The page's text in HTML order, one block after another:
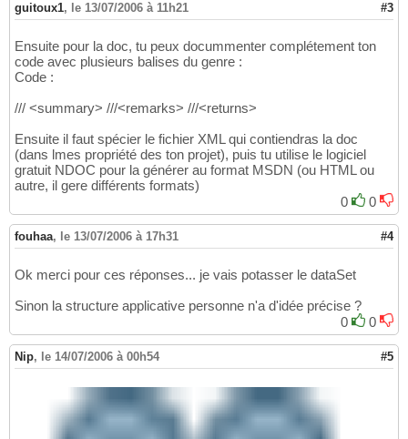
guitoux1, le 13/07/2006 à 11h21 #3
Ensuite pour la doc, tu peux docummenter complétement ton
code avec plusieurs balises du genre :
Code :
/// <summary> ///<remarks> ///<returns>
Ensuite il faut spécier le fichier XML qui contiendras la doc
(dans lmes propriété des ton projet), puis tu utilise le logiciel
gratuit NDOC pour la générer au format MSDN (ou HTML ou
autre, il gere différents formats)
0
0
fouhaa, le 13/07/2006 à 17h31 #4
Ok merci pour ces réponses... je vais potasser le dataSet
Sinon la structure applicative personne n'a d'idée précise ?
0
0
Nip, le 14/07/2006 à 00h54 #5